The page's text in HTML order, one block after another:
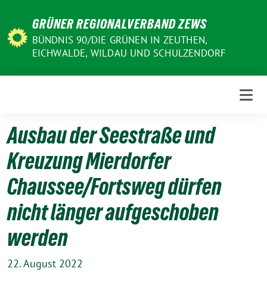
Inhalt
GRÜNER REGIONALVERBAND ZEWS
BÜNDNIS 90/DIE GRÜNEN IN ZEUTHEN,
EICHWALDE, WILDAU UND SCHULZENDORF
Ausbau der Seestraße und
Kreuzung Mierdorfer
Chaussee/Fortsweg dürfen
nicht länger aufgeschoben
werden
22. August 2022